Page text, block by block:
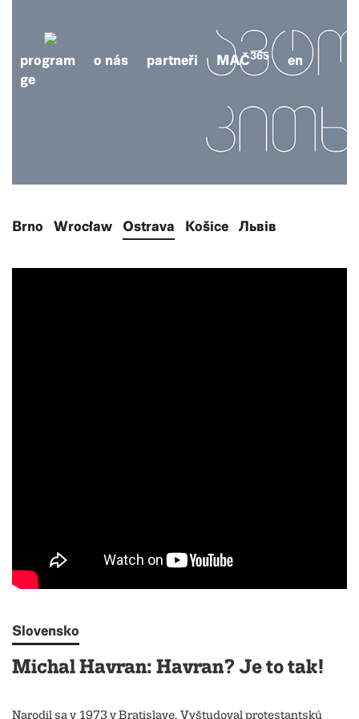
program o nás partneři MAČ365
en
ge
Brno Wrocław Ostrava Košice Львів
Slovensko
Michal Havran: Havran? Je to tak!
Narodil sa v 1973 v Bratislave. Vyštudoval protestantskú